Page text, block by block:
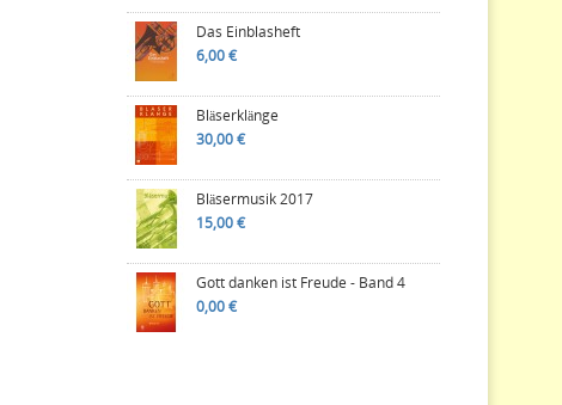
Das Einblasheft
6,00 €
Bläserklänge
30,00 €
Bläsermusik 2017
15,00 €
Gott danken ist Freude - Band 4
0,00 €